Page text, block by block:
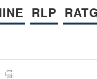
RLP